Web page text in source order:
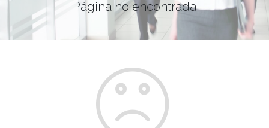
Página no encontrada